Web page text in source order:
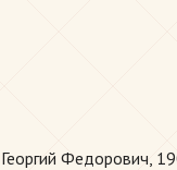
Федорович,